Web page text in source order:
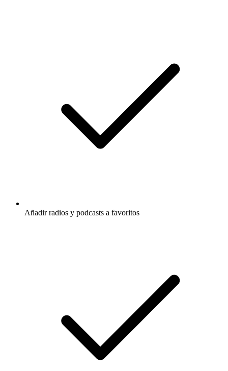
Añadir radios y podcasts a favoritos